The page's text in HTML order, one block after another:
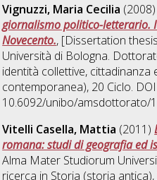
Vignuzzi, Maria Cecilia
giornalismo politico-letterario.
Novecento., [Dissertation
Università di Bologna.
identità collettive,
contemporanea), 20 Ciclo. DOI
10.6092/unibo/amsdottorato/
Vitelli Casella, Mattia (2011)
romana: studi di geografia ed
Alma Mater Studiorum
ricerca in Storia (storia antica)